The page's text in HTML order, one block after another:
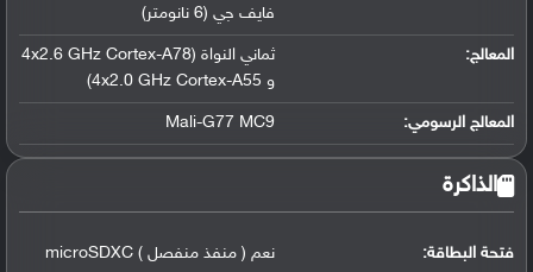
فايف جي (6 نانومتر)
المعالج:
ثماني النواة (4x2.6 GHz Cortex-A78
و 4x2.0 GHz Cortex-A55)
المعالج الرسومي:
Mali-G77 MC9
الذاكرة
فتحة البطاقة: نعم ( منفذ منفصل ) microSDXC